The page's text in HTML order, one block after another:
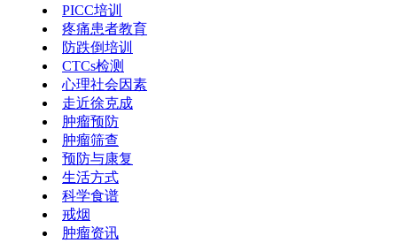
PICC培训
疼痛患者教育
防跌倒培训
CTCs检测
心理社会因素
走近徐克成
肿瘤预防
肿瘤筛查
预防与康复
生活方式
科学食谱
戒烟
肿瘤资讯